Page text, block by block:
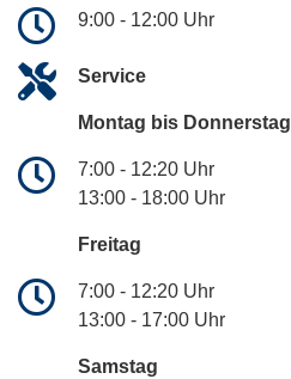
9:00 - 12:00 Uhr
Service
Montag bis Donnerstag
7:00 - 12:20 Uhr
13:00 - 18:00 Uhr
Freitag
7:00 - 12:20 Uhr
13:00 - 17:00 Uhr
Samstag